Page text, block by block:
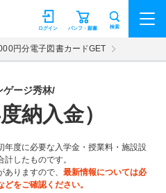
パンフ・願書
ログイン 検索
円分電子図書カードGET
ゲージ秀林/
納入金）
度に必要な入学金・授業料・施設設
したものです。
りますので、 最新情報については必
をご確認ください。